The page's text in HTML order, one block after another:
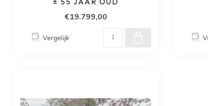
€19.799,00
Vergelijk